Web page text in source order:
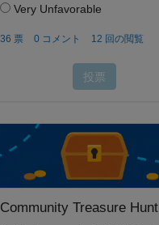
Community Treasure Hunt